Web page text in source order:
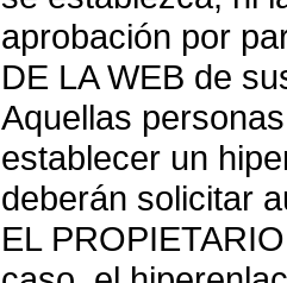
aprobación por
DE LA WEB de
Aquellas
establecer un
deberán solicitar
EL